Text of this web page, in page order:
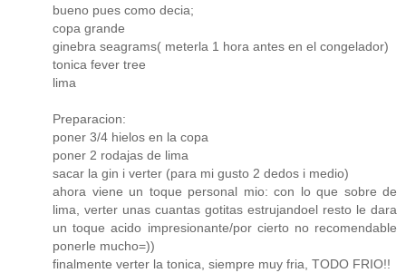
bueno pues como decia;
copa grande
ginebra seagrams( meterla 1 hora antes en el congelador)
tonica fever tree
lima
Preparacion:
poner 3/4 hielos en la copa
poner 2 rodajas de lima
sacar la gin i verter (para mi gusto 2 dedos i medio)
ahora viene un toque personal mio: con lo que sobre de
lima, verter unas cuantas gotitas estrujandoel resto le dara
un toque acido impresionante/por cierto no recomendable
ponerle mucho=))
finalmente verter la tonica, siempre muy fria, TODO FRIO!!